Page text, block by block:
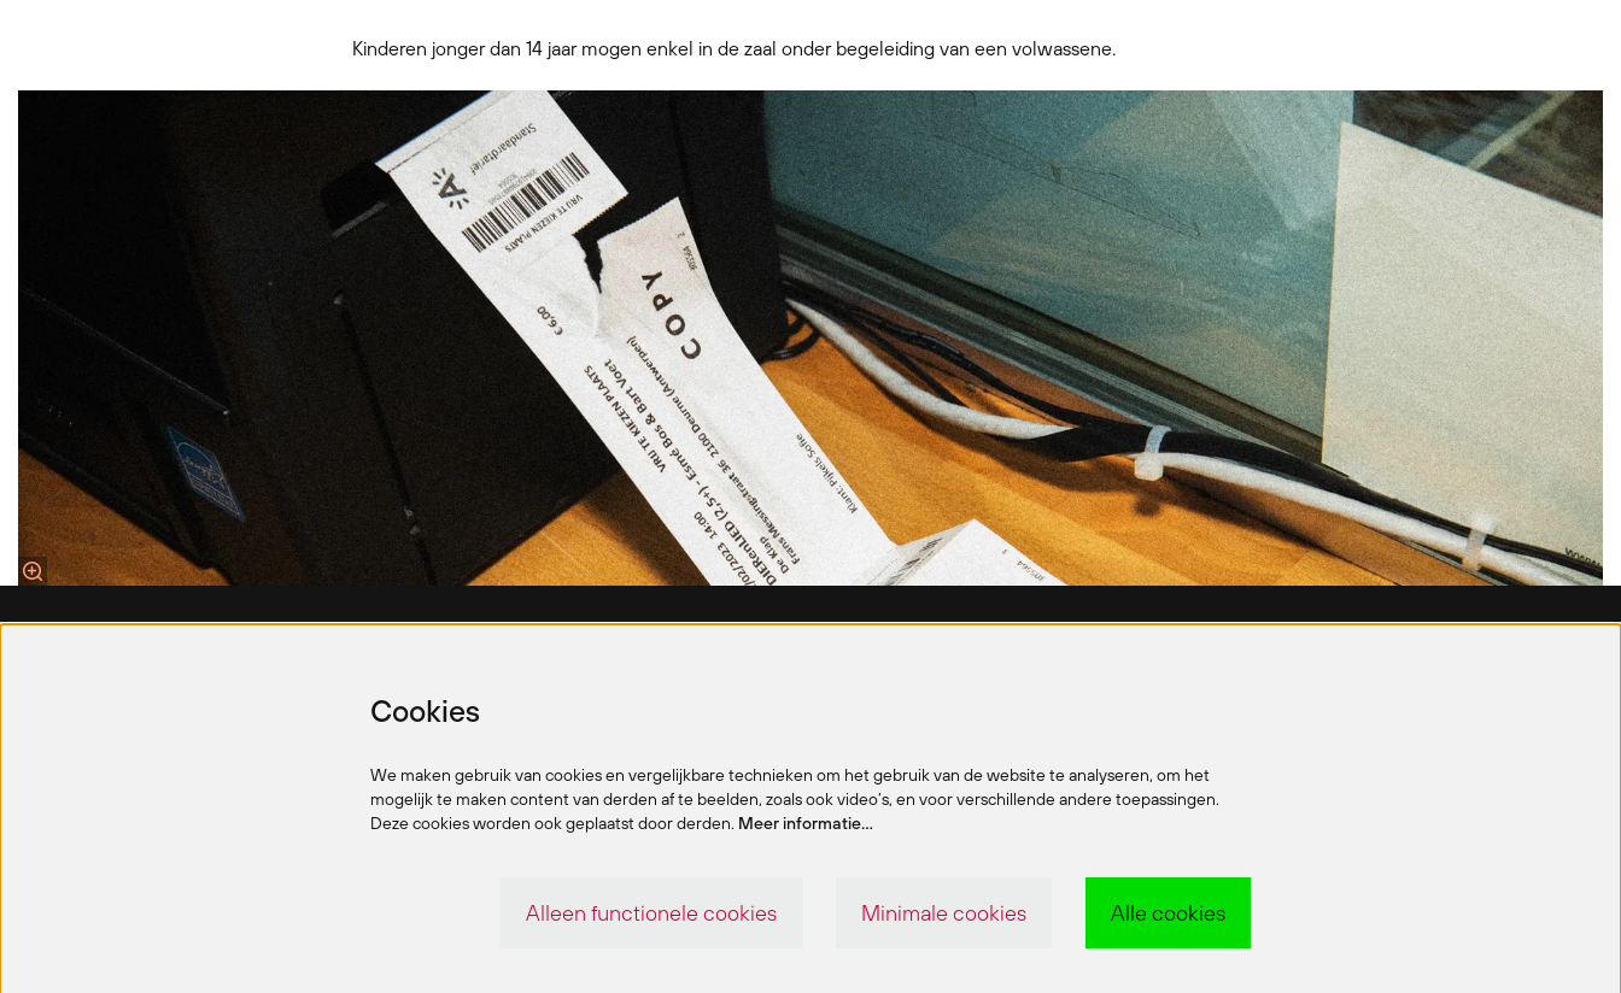
Kinderen jonger dan 14 jaar mogen enkel in de zaal onder begeleiding van een volwassene.
De Gryspeerstraat 86
2100 Deurne
03 360 80 90
Disclaimer
Privacy policy
Cookiebeleid
Cookies
We maken gebruik van cookies en vergelijkbare technieken om het gebruik van de website te analyseren, om het
mogelijk te maken content van derden af te beelden, zoals ook video’s, en voor verschillende andere toepassingen.
Deze cookies worden ook geplaatst door derden. Meer informatie…
Alleen functionele cookies Minimale cookies Alle cookies